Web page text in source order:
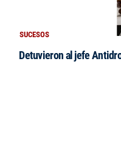
SUCESOS
Detuvieron al jefe